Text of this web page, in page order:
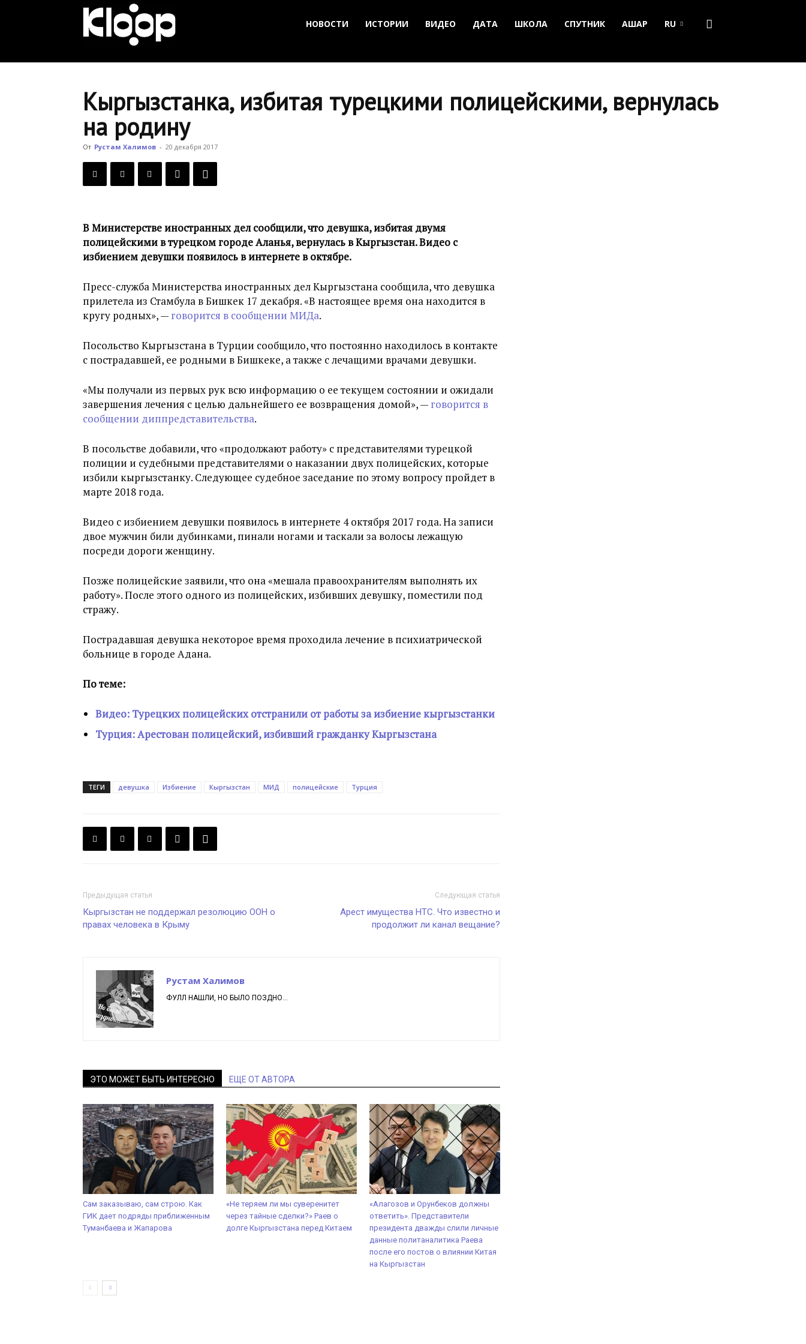
Новости
Кыргызстана
НОВОСТИ ИСТОРИИ ВИДЕО ДАТА ШКОЛА СПУТНИК АШАР RU
Кыргызстанка, избитая турецкими полицейскими, вернулась
на родину
От Рустам Халимов - 20 декабря 2017
В Министерстве иностранных дел сообщили, что девушка, избитая двумя
полицейскими в турецком городе Аланья, вернулась в Кыргызстан. Видео с
избиением девушки появилось в интернете в октябре.
Пресс-служба Министерства иностранных дел Кыргызстана сообщила, что девушка
прилетела из Стамбула в Бишкек 17 декабря. «В настоящее время она находится в
кругу родных», — говорится в сообщении МИДа.
Посольство Кыргызстана в Турции сообщило, что постоянно находилось в контакте
с пострадавшей, ее родными в Бишкеке, а также с лечащими врачами девушки.
«Мы получали из первых рук всю информацию о ее текущем состоянии и ожидали
завершения лечения с целью дальнейшего ее возвращения домой», — говорится в
сообщении диппредставительства.
В посольстве добавили, что «продолжают работу» с представителями турецкой
полиции и судебными представителями о наказании двух полицейских, которые
избили кыргызстанку. Следующее судебное заседание по этому вопросу пройдет в
марте 2018 года.
Видео с избиением девушки появилось в интернете 4 октября 2017 года. На записи
двое мужчин били дубинками, пинали ногами и таскали за волосы лежащую
посреди дороги женщину.
Позже полицейские заявили, что она «мешала правоохранителям выполнять их
работу». После этого одного из полицейских, избивших девушку, поместили под
стражу.
Пострадавшая девушка некоторое время проходила лечение в психиатрической
больнице в городе Адана.
По теме:
Видео: Турецких полицейских отстранили от работы за избиение кыргызстанки
Турция: Арестован полицейский, избивший гражданку Кыргызстана
ТЕГИ девушка Избиение Кыргызстан МИД полицейские Турция
Предыдущая статья
Кыргызстан не поддержал резолюцию ООН о
правах человека в Крыму
Следующая статья
Арест имущества НТС. Что известно и
продолжит ли канал вещание?
Рустам Халимов
ФУЛЛ НАШЛИ, НО БЫЛО ПОЗДНО...
ЭТО МОЖЕТ БЫТЬ ИНТЕРЕСНО ЕЩЕ ОТ АВТОРА
Сам заказываю, сам строю. Как
ГИК дает подряды приближенным
Туманбаева и Жапарова
«Не теряем ли мы суверенитет
через тайные сделки?» Раев о
долге Кыргызстана перед Китаем
«Алагозов и Орунбеков должны
ответить». Представители
президента дважды слили личные
данные политаналитика Раева
после его постов о влиянии Китая
на Кыргызстан